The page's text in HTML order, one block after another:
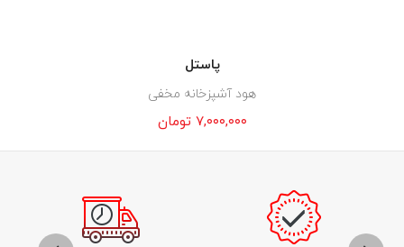
پاستل
هود آشپزخانه مخفی
۷,۰۰۰,۰۰۰ تومان